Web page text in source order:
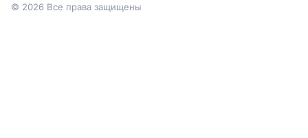
© 2026 Все права защищены